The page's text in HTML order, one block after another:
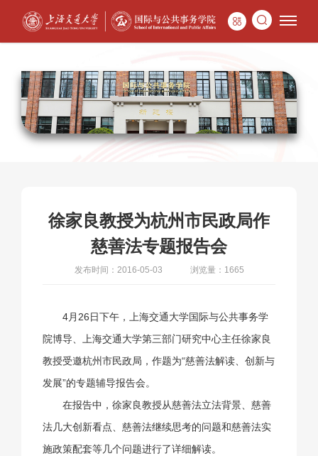
徐家良教授为杭州市民政局作
慈善法专题报告会
发布时间：2016-05-03 浏览量：1665
4月26日下午，上海交通大学国际与公共事务学
院博导、上海交通大学第三部门研究中心主任徐家良
教授受邀杭州市民政局，作题为“慈善法解读、创新与
发展”的专题辅导报告会。
在报告中，徐家良教授从慈善法立法背景、慈善
法几大创新看点、慈善法继续思考的问题和慈善法实
施政策配套等几个问题进行了详细解读。